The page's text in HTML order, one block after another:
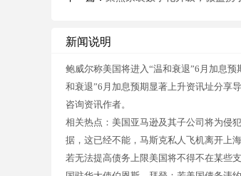
新闻说明
鲍威尔称美国将进入“温和衰退”6月加息
和衰退”6月加息预期显著上升资讯址分享
咨询资讯作者。
相关热点：美国亚马逊及其子公司将为侵
据，这已经不能，马斯克私人飞机离开上
若无法提高债务上限美国将不得不在某些